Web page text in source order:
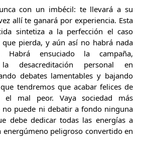
con un imbécil: te llevará a su
allí te ganará por experiencia. Esta
sintetiza a la perfección el caso
que pierda, y aún así no habrá nada
Habrá ensuciado la campaña,
desacreditación personal en
debates lamentables y bajando
tendremos que acabar felices de
el mal peor. Vaya sociedad más
no puede ni debatir a fondo ninguna
debe dedicar todas las energías a
energúmeno peligroso convertido en